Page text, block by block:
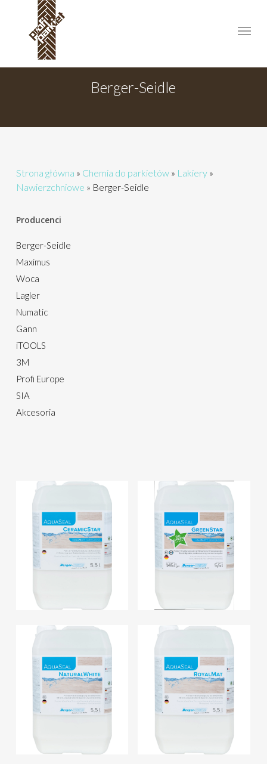
Menu
Berger-Seidle
Strona główna » Chemia do parkietów» Lakiery»
Nawierzchniowe » Berger-Seidle
Producenci
Berger-Seidle
Maximus
Woca
Lagler
Numatic
Gann
iTOOLS
3M
Profi Europe
SIA
Akcesoria
AquaSeal
CeramicStar –
lakier wodny
AquaSeal
GreenStar –
lakier wodny